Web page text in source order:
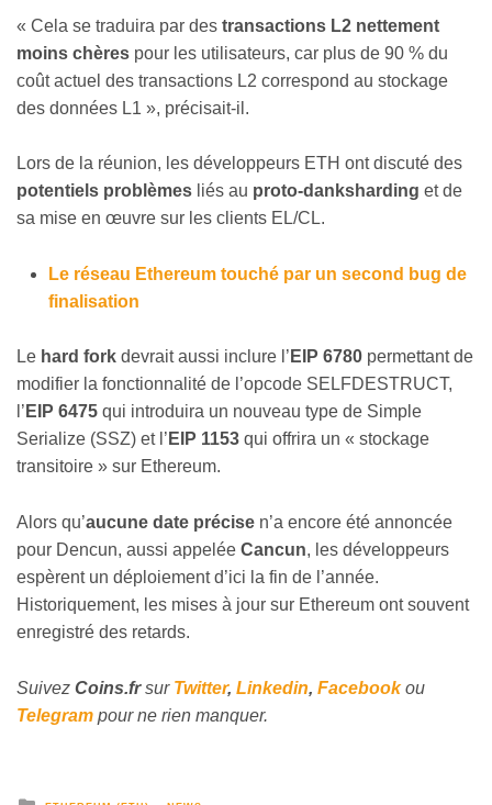
« Cela se traduira par des transactions L2 nettement
moins chères pour les utilisateurs, car plus de 90 % du
coût actuel des transactions L2 correspond au stockage
des données L1 », précisait-il.
Lors de la réunion, les développeurs ETH ont discuté des
potentiels problèmes liés au proto-danksharding et de
sa mise en œuvre sur les clients EL/CL.
Le réseau Ethereum touché par un second bug de
finalisation
Le hard fork devrait aussi inclure l’ EIP 6780 permettant de
modifier la fonctionnalité de l’opcode SELFDESTRUCT,
l’ EIP 6475 qui introduira un nouveau type de Simple
Serialize (SSZ) et l’ EIP 1153 qui offrira un « stockage
transitoire » sur Ethereum.
Alors qu’aucune date précise n’a encore été annoncée
pour Dencun, aussi appelée Cancun, les développeurs
espèrent un déploiement d’ici la fin de l’année.
Historiquement, les mises à jour sur Ethereum ont souvent
enregistré des retards.
Suivez Coins.frsur Twitter, Linkedin, Facebookou
Telegram pour ne rien manquer.